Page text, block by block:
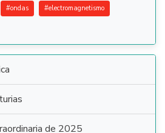
#ondas #electromagnetismo
de 2025